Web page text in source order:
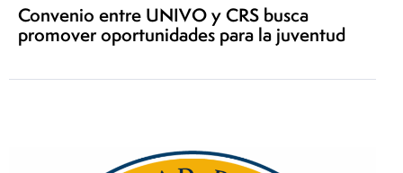
Convenio entre UNIVO y CRS busca
promover oportunidades para la juventud